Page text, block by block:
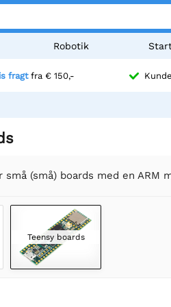
Robotik
fragtfra € 150,-
små (små) boards med en
Teensy boards